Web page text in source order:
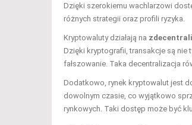
Dzięki szerokiemu wachlarzowi
różnych strategii oraz profili ryzyka.
Kryptowaluty działają na
Dzięki kryptografii, transakcje są nie
fałszowanie. Taka decentralizacja
Dodatkowo, rynek kryptowalut jest
dowolnym czasie, co wyjątkowo
rynkowych. Taki dostęp może być